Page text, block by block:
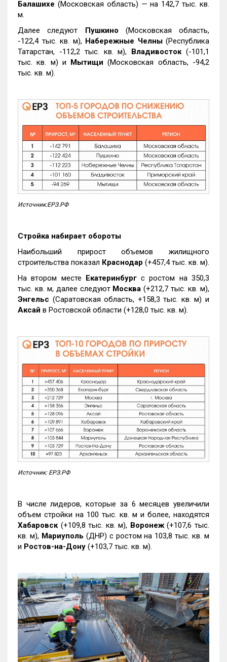
Балашихе (Московская область) — на 142,7 тыс. кв.
м.
Далее следуют Пушкино (Московская область,
-122,4 тыс. кв. м), Набережные Челны(Республика
Татарстан, -112,2 тыс. кв. м), Владивосток(-101,1
тыс. кв. м) и Мытищи (Московская область, -94,2
тыс. кв. м).
Источник:ЕРЗ.РФ
Стройка набирает обороты
Наибольший прирост объемов жилищного
строительства показал Краснодар (+457,4 тыс. кв. м).
На втором месте Екатеринбургс ростом на 350,3
тыс. кв. м, далее следуют Москва (+212,7 тыс. кв. м),
Энгельс (Саратовская область, +158,3 тыс. кв. м) и
Аксай в Ростовской области (+128,0 тыс. кв. м).
Источник: ЕРЗ.РФ
В числе лидеров, которые за 6 месяцев увеличили
объем стройки на 100 тыс. кв. м и более, находятся
Хабаровск (+109,8 тыс. кв. м), Воронеж(+107,6 тыс.
кв. м), Мариуполь (ДНР) с ростом на 103,8 тыс. кв. м
и Ростов-на-Дону (+103,7 тыс. кв. м).